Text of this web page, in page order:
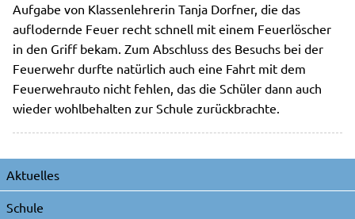
Aufgabe von Klassenlehrerin Tanja Dorfner, die das
auflodernde Feuer recht schnell mit einem Feuerlöscher
in den Griff bekam. Zum Abschluss des Besuchs bei der
Feuerwehr durfte natürlich auch eine Fahrt mit dem
Feuerwehrauto nicht fehlen, das die Schüler dann auch
wieder wohlbehalten zur Schule zurückbrachte.
Navigation
überspringen
Aktuelles
Schule